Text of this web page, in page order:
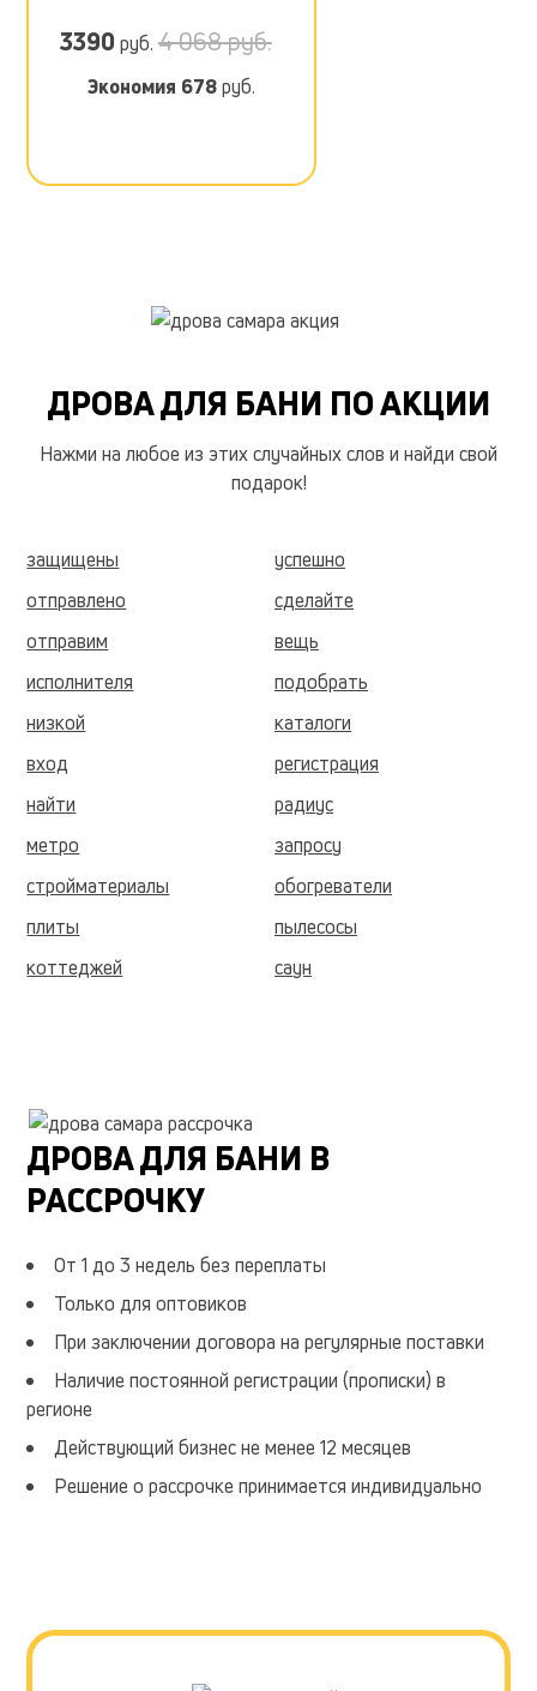
3390 руб. 4 068 руб.
Экономия 678руб.
ДРОВА ДЛЯ БАНИ ПО АКЦИИ
Нажми на любое из этих случайных слов и найди свой
подарок!
защищены
успешно
отправлено
сделайте
отправим
вещь
исполнителя
подобрать
низкой
каталоги
вход
регистрация
найти
радиус
метро
запросу
стройматериалы
обогреватели
плиты
пылесосы
коттеджей
саун
умолчанию
дороже
дате
названиях
сохранить
указанный
значительную
ладожская
ДРОВА ДЛЯ БАНИ В
РАССРОЧКУ
От 1 до 3 недель без переплаты
Только для оптовиков
При заключении договора на регулярные поставки
Наличие постоянной регистрации (прописки) в
регионе
Действующий бизнес не менее 12 месяцев
Решение о рассрочке принимается индивидуально